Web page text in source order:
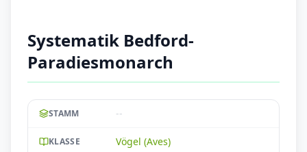
Systematik Bedford-
Paradiesmonarch
STAMM --
KLASSE Vögel (Aves)